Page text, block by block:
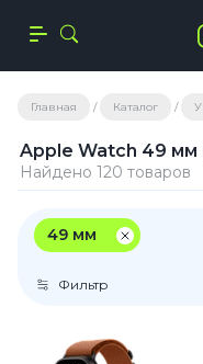
Главная Каталог
Apple Watch 49 мм
Найдено 120 товаров
49 мм
Фильтр